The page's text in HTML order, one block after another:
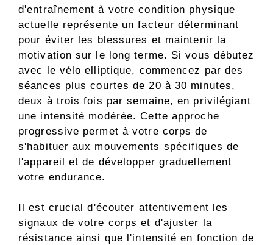
d'entraînement à votre condition physique
actuelle représente un facteur déterminant
pour éviter les blessures et maintenir la
motivation sur le long terme. Si vous débutez
avec le vélo elliptique, commencez par des
séances plus courtes de 20 à 30 minutes,
deux à trois fois par semaine, en privilégiant
une intensité modérée. Cette approche
progressive permet à votre corps de
s'habituer aux mouvements spécifiques de
l'appareil et de développer graduellement
votre endurance.
Il est crucial d'écouter attentivement les
signaux de votre corps et d'ajuster la
résistance ainsi que l'intensité en fonction de